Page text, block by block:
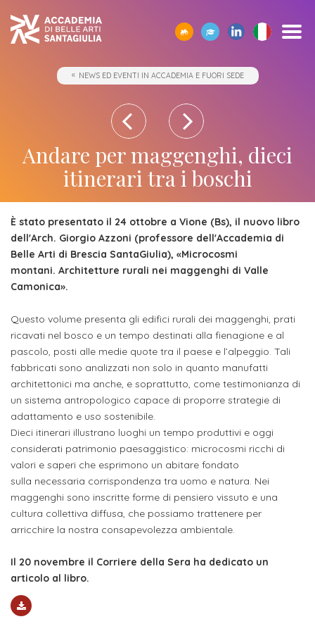
CERCA
Corsi
studio
Docenti
Rivista
IO01
Servizi
allo
studente
Internazionalizzazione
Aziende
e stage
News
Orientamento
Contatti
ACCADEMIA
SantaGiulia
Messaggio
del
Direttore
Statuto
Didattico
Autorizzazioni
Ministeriali
Nucleo
di
Valutazione
ECTS
Manualistica
Organigramma
Laboratori
e
Tutti
trienni,
bienni
specialistici
e
Master
di
Accademia
SantaGiulia
DIPARTIMENTI
Dipartimento
Arti
Visive
Dipartimento
Comunicazione
e
Didattica
Accademia
SantaGiulia
Progetti
Terza
Missione
ERASMUS+
Reclutamento
IO01
Umanesimo
tecnologico
OPPORTUNITÀ
studio
Collaborazioni
Finanziamento
"per
Merito"
Concorsi
Progetti
Terza
Missione
OPPORTUNITÀ
INTERNAZIONALI
ERASMUS+
SERVIZI
ALLO
Inclusione
Carriera
ALL’ESTERO
ACCADEMIA
professionali
Modulistica
Registra
l'azienda
Invia
proposta
di
Stage
Apprendistato
per
le
Aziende
Login
aziende
GLI
STUDENTI
Stage
ed
in
Accademia
e
fuori
sede
Day
attività
di
orientamento
Appuntamenti
TO-
ONE
Iscrizione
a
corsi
singoli
Gli
step
per
un
nostro
studente
dell'Accademia
SantaGiulia
Dove
Siamo
Richiedi
Iscriviti
alla
Newsletter
IN
ACCADEMIA
Come
Iscriversi
Gli
per
diventare
un
possibile
futuro
studente
genitore
di
uno
studente
studente
iscritto
docente
referente
d'azienda
NEWS ED EVENTI IN ACCADEMIA E FUORI SEDE
Andare per maggenghi, dieci
itinerari tra i boschi
È stato presentato il 24 ottobre a Vione (Bs), il nuovo libro
dell'Arch. Giorgio Azzoni (professore dell'Accademia di
Belle Arti di Brescia SantaGiulia), «Microcosmi
montani. Architetture rurali nei maggenghi di Valle
Camonica».
Questo volume presenta gli edifici rurali dei maggenghi, prati
ricavati nel bosco e un tempo destinati alla fienagione e al
pascolo, posti alle medie quote tra il paese e l’alpeggio. Tali
fabbricati sono analizzati non solo in quanto manufatti
architettonici ma anche, e soprattutto, come testimonianza di
un sistema antropologico capace di proporre strategie di
adattamento e uso sostenibile.
Dieci itinerari illustrano luoghi un tempo produttivi e oggi
considerati patrimonio paesaggistico: microcosmi ricchi di
valori e saperi che esprimono un abitare fondato
sulla necessaria corrispondenza tra uomo e natura. Nei
maggenghi sono inscritte forme di pensiero vissuto e una
cultura collettiva diffusa, che possiamo trattenere per
arricchire la nostra consapevolezza ambientale.
Il 20 novembre il Corriere della Sera ha dedicato un
articolo al libro.